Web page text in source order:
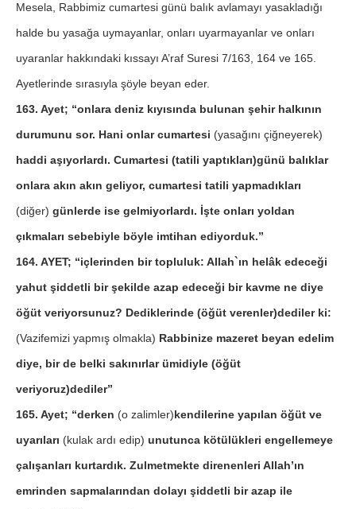
Mesela, Rabbimiz cumartesi günü balık avlamayı yasakladığı
halde bu yasağa uymayanlar, onları uyarmayanlar ve onları
uyaranlar hakkındaki kıssayı A’raf Suresi 7/163, 164 ve 165.
Ayetlerinde sırasıyla şöyle beyan eder.
163. Ayet; “onlara deniz kıyısında bulunan şehir halkının
durumunu sor. Hani onlar cumartesi (yasağını çiğneyerek)
haddi aşıyorlardı. Cumartesi (tatili yaptıkları)günü balıklar
onlara akın akın geliyor, cumartesi tatili yapmadıkları
(diğer) günlerde ise gelmiyorlardı. İşte onları yoldan
çıkmaları sebebiyle böyle imtihan ediyorduk.”
164. AYET; “içlerinden bir topluluk: Allah`ın helâk edeceği
yahut şiddetli bir şekilde azap edeceği bir kavme ne diye
öğüt veriyorsunuz? Dediklerinde (öğüt verenler)dediler ki:
(Vazifemizi yapmış olmakla) Rabbinize mazeret beyan edelim
diye, bir de belki sakınırlar ümidiyle (öğüt
veriyoruz)dediler”
165. Ayet; “derken (o zalimler)kendilerine yapılan öğüt ve
uyarıları (kulak ardı edip) unutunca kötülükleri engellemeye
çalışanları kurtardık. Zulmetmekte direnenleri Allah’ın
emrinden sapmalarından dolayı şiddetli bir azap ile